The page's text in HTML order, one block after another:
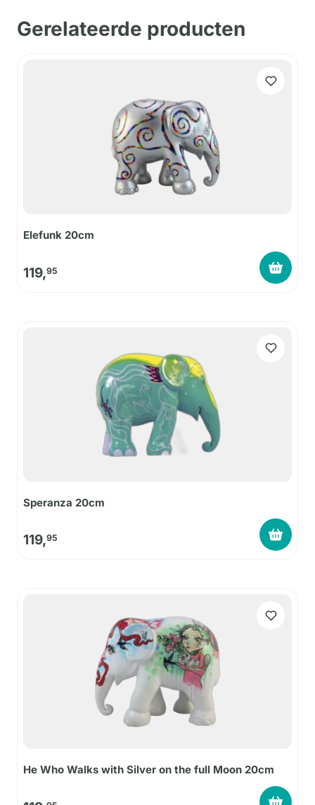
Gerelateerde producten
Elefunk 20cm
119,95
Speranza 20cm
119,95
He Who Walks with Silver on the full Moon 20cm